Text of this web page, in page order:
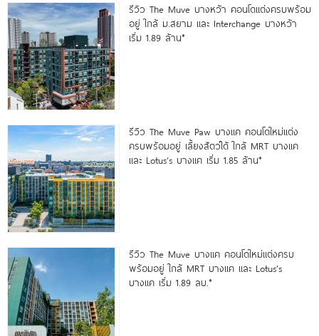
รีวิว The Muve บางหว้า คอนโดแต่งครบพร้อม
อยู่ ใกล้ ม.สยาม และ Interchange บางหว้า
เริ่ม 1.89 ล้าน*
รีวิว The Muve Paw บางแค คอนโดใหม่แต่ง
ครบพร้อมอยู่ เลี้ยงสัตว์ได้ ใกล้ MRT บางแค
และ Lotus’s บางแค เริ่ม 1.85 ล้าน*
รีวิว The Muve บางแค คอนโดใหม่แต่งครบ
พร้อมอยู่ ใกล้ MRT บางแค และ Lotus’s
บางแค เริ่ม 1.89 ลบ.*